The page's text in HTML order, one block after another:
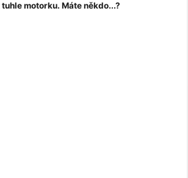
motorku. Máte někdo...?